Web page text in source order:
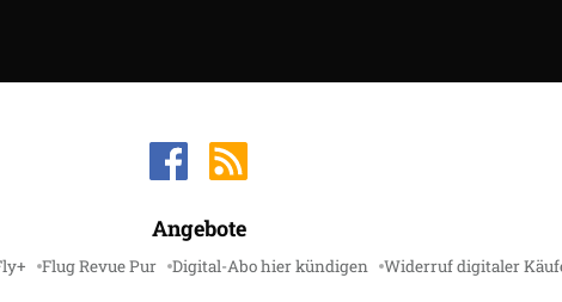
Angebote
Flug Revue Pur Digital-Abo hier kündigen Widerruf digitaler